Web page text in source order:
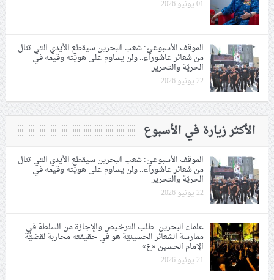
01 يونيو 2026
الموقف الأسبوعيّ: شعب البحرين سيقطع الأيدي التي تنال
من شعائر عاشوراء.. ولن يساوم على هويّته وقيمه في
الحريّة والتحرير
22 يونيو 2026
الأكثر زيارة في الأسبوع
الموقف الأسبوعيّ: شعب البحرين سيقطع الأيدي التي تنال
من شعائر عاشوراء.. ولن يساوم على هويّته وقيمه في
الحريّة والتحرير
22 يونيو 2026
علماء البحرين: طلب الترخيص والإجازة من السلطة في
ممارسة الشعائر الحسينيّة هو في حقيقته محاربة لقضيّة
الإمام الحسين «ع»
21 يونيو 2026